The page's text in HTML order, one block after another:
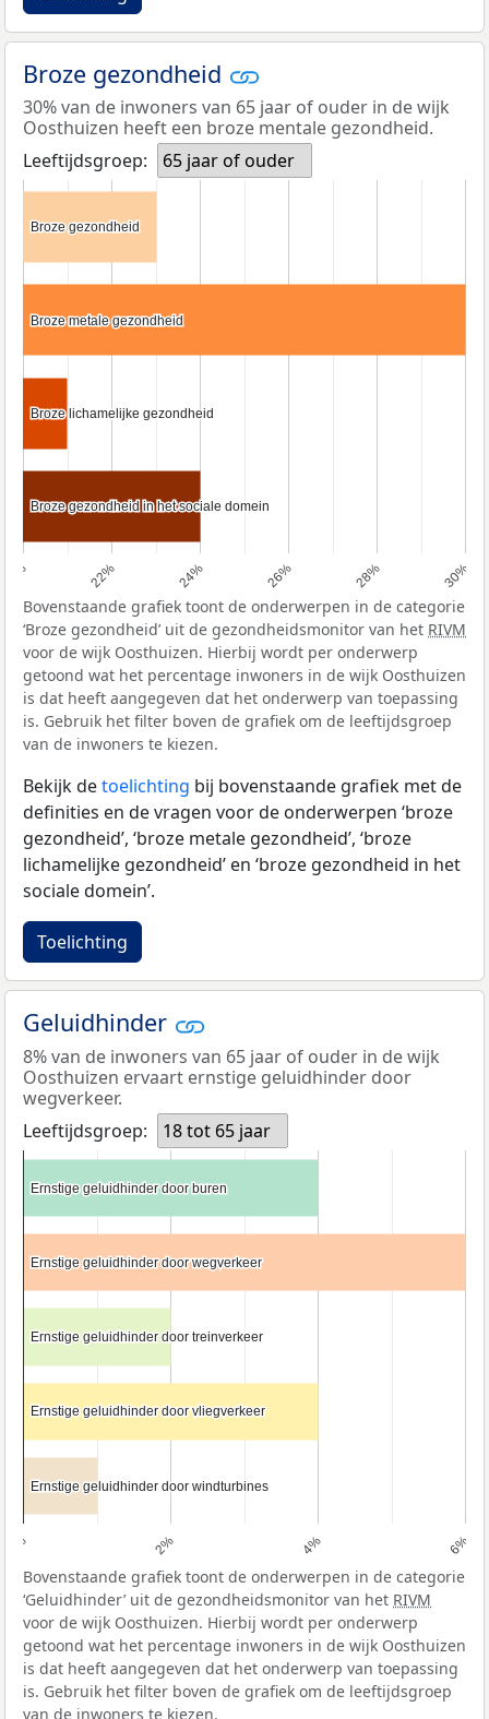
Broze gezondheid
30% van de inwoners van 65 jaar of ouder in de wijk
Oosthuizen heeft een broze mentale gezondheid.
Leeftijdsgroep:
65 jaar of ouder
20% 22% 24% 26% 28% 30%
Broze gezondheid
Broze gezondheid
Broze metale gezondheid
Broze metale gezondheid
Broze lichamelijke gezondheid
Broze lichamelijke gezondheid
Broze gezondheid in het sociale domein
Broze gezondheid in het sociale domein
Bovenstaande grafiek toont de onderwerpen in de categorie
‘Broze gezondheid’ uit de gezondheidsmonitor van het RIVM
voor de wijk Oosthuizen. Hierbij wordt per onderwerp
getoond wat het percentage inwoners in de wijk Oosthuizen
is dat heeft aangegeven dat het onderwerp van toepassing
is. Gebruik het filter boven de grafiek om de leeftijdsgroep
van de inwoners te kiezen.
Bekijk detoelichting bij bovenstaande grafiek met de
definities en de vragen voor de onderwerpen ‘broze
gezondheid’, ‘broze metale gezondheid’, ‘broze
lichamelijke gezondheid’ en ‘broze gezondheid in het
sociale domein’.
Toelichting
Geluidhinder
8% van de inwoners van 65 jaar of ouder in de wijk
Oosthuizen ervaart ernstige geluidhinder door
wegverkeer.
Leeftijdsgroep:
18 tot 65 jaar
0% 2% 4% 6%
Ernstige geluidhinder door buren
Ernstige geluidhinder door buren
Ernstige geluidhinder door wegverkeer
Ernstige geluidhinder door wegverkeer
Ernstige geluidhinder door treinverkeer
Ernstige geluidhinder door treinverkeer
Ernstige geluidhinder door vliegverkeer
Ernstige geluidhinder door vliegverkeer
Ernstige geluidhinder door windturbines
Ernstige geluidhinder door windturbines
Bovenstaande grafiek toont de onderwerpen in de categorie
‘Geluidhinder’ uit de gezondheidsmonitor van het RIVM
voor de wijk Oosthuizen. Hierbij wordt per onderwerp
getoond wat het percentage inwoners in de wijk Oosthuizen
is dat heeft aangegeven dat het onderwerp van toepassing
is. Gebruik het filter boven de grafiek om de leeftijdsgroep
van de inwoners te kiezen.